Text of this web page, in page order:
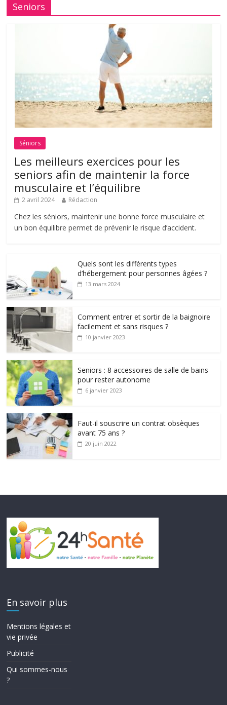
Seniors
Séniors
Les meilleurs exercices pour les
seniors afin de maintenir la force
musculaire et l’équilibre
2 avril 2024 Rédaction
Chez les séniors, maintenir une bonne force musculaire et
un bon équilibre permet de prévenir le risque d’accident.
Quels sont les différents types
d’hébergement pour personnes âgées ?
13 mars 2024
Comment entrer et sortir de la baignoire
facilement et sans risques ?
10 janvier 2023
Seniors : 8 accessoires de salle de bains
pour rester autonome
6 janvier 2023
Faut-il souscrire un contrat obsèques
avant 75 ans ?
20 juin 2022
En savoir plus
Mentions légales et
vie privée
Publicité
Qui sommes-nous
?